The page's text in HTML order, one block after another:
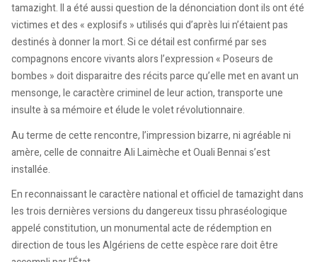
tamazight. Il a été aussi question de la dénonciation dont ils ont été
victimes et des « explosifs » utilisés qui d’après lui n’étaient pas
destinés à donner la mort. Si ce détail est confirmé par ses
compagnons encore vivants alors l’expression « Poseurs de
bombes » doit disparaitre des récits parce qu’elle met en avant un
mensonge, le caractère criminel de leur action, transporte une
insulte à sa mémoire et élude le volet révolutionnaire.
Au terme de cette rencontre, l’impression bizarre, ni agréable ni
amère, celle de connaitre Ali Laimèche et Ouali Bennai s’est
installée.
En reconnaissant le caractère national et officiel de tamazight dans
les trois dernières versions du dangereux tissu phraséologique
appelé constitution, un monumental acte de rédemption en
direction de tous les Algériens de cette espèce rare doit être